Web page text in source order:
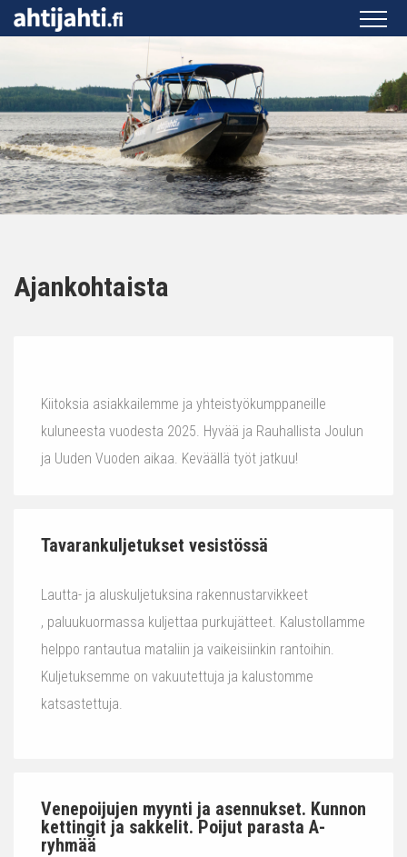
Ajankohtaista
Kiitoksia asiakkailemme ja yhteistyökumppaneille
kuluneesta vuodesta 2025. Hyvää ja Rauhallista Joulun
ja Uuden Vuoden aikaa. Keväällä työt jatkuu!
Tavarankuljetukset vesistössä
Lautta- ja aluskuljetuksina rakennustarvikkeet
, paluukuormassa kuljettaa purkujätteet. Kalustollamme
helppo rantautua mataliin ja vaikeisiinkin rantoihin.
Kuljetuksemme on vakuutettuja ja kalustomme
katsastettuja.
Venepoijujen myynti ja asennukset. Kunnon
kettingit ja sakkelit. Poijut parasta A-
ryhmää